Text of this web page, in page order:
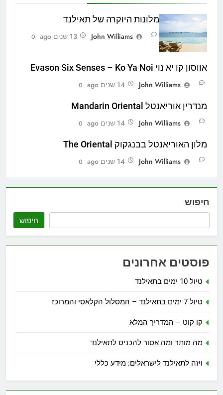
מלונות היוקרה של תאילנד
John Williams
13 שנים ago 0
אווסון קו יא נוי Evason Six Senses – Ko Ya Noi
John Williams
14 שנים ago 0
מנדרין אוריאנטל Mandarin Oriental
John Williams
14 שנים ago 0
מלון האוריאנטל בבנגקוק The Oriental
John Williams
14 שנים ago 0
חיפוש
חיפוש
פוסטים אחרונים
טיול 10 ימים בתאילנד
טיול 7 ימים בתאילנד – המסלול הקלאסי והמרוכז
קו קוט – המדריך המלא
מה מותר ומה אסור להכניס לתאילנד
ויזה לתאילנד לישראלים: מידע כללי